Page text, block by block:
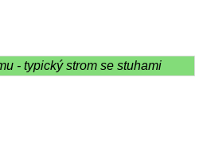
- typický strom se stuhami